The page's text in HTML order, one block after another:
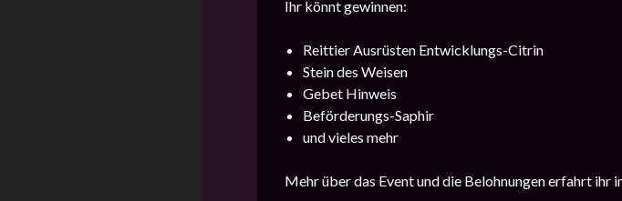
Ihr könnt gewinnen:
Reittier Ausrüsten Entwicklungs-Citrin
Stein des Weisen
Gebet Hinweis
Beförderungs-Saphir
und vieles mehr
Mehr über das Event und die Belohnungen erfahrt ihr